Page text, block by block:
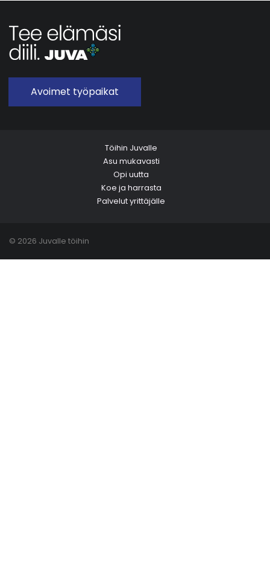
Avoimet työpaikat
Töihin Juvalle
Asu mukavasti
Opi uutta
Koe ja harrasta
Palvelut yrittäjälle
© 2026 Juvalle töihin